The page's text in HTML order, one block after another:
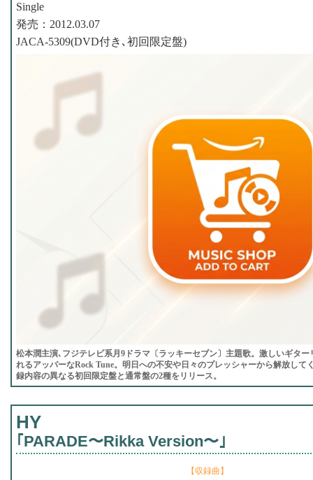
Single
発売：2012.03.07
JACA-5309(DVD付き､初回限定盤)
松本潤主演､フジテレビ系月9ドラマ〔ラッキーセブン〕主題歌。激しいギタ
れるアッパーなRock Tune。明日への不安や日々のプレッシャーから解放して
録内容の異なる初回限定盤と通常盤の2種をリリース。
HY
｢PARADE〜Rikka Version〜｣
【収録曲】